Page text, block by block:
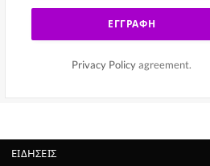
Privacy Policy agreement.
ΕΙΔΉΣΕΙΣ